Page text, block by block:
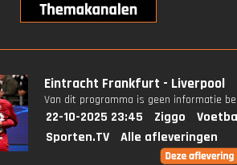
Eintracht Frankfurt - Liverpool
Van dit programma is geen informatie
22-10-2025 23:45 Ziggo
Sporten.TV
Alle afleveringen